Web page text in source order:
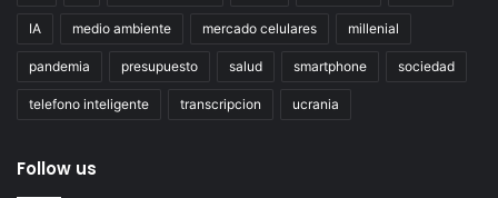
IA medio ambiente mercado celulares millenial
pandemia presupuesto salud smartphone sociedad
telefono inteligente transcripcion ucrania
Follow us